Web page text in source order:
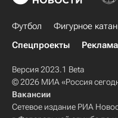
Футбол Фигурное
Спецпроекты
Реклама
Версия 2023.1 Beta
© 2026 МИА «Россия
Вакансии
Сетевое издание РИА